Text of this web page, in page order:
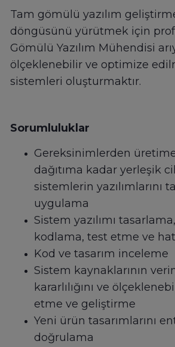
Tam gömülü yazılım
döngüsünü yürütmek için
Gömülü Yazılım Mühendisi
ölçeklenebilir ve optimize
sistemleri oluşturmaktır.
Sorumluluklar
Gereksinimlerden
dağıtıma kadar yerleşik
sistemlerin yazılımlarını
uygulama
Sistem yazılımı
kodlama, test etme ve
Kod ve tasarım inceleme
Sistem kaynaklarının
kararlılığını ve
etme ve geliştirme
Yeni ürün tasarımlarını
doğrulama